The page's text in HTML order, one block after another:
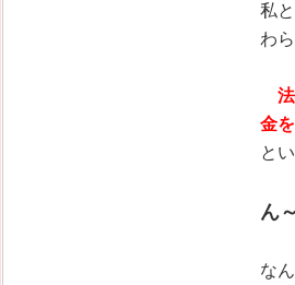
私
わ
法
金
と
ん
な